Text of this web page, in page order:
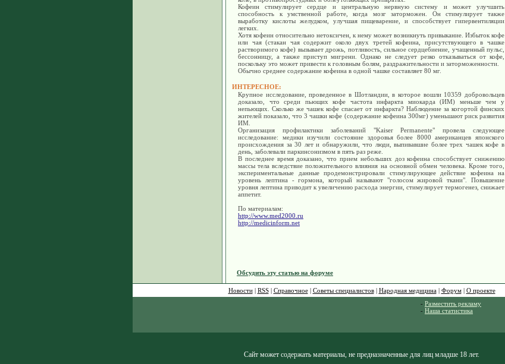
Кофеин стимулирует сердце и центральную нервную систему и может улучшить
способность к умственной работе, когда мозг заторможен. Он стимулирует также
выработку кислоты желудком, улучшая пищеварение, и способствует гипервентиляции
легких.
Хотя кофеин относительно нетоксичен, к нему может возникнуть привыкание. Избыток кофе
или чая (стакан чая содержит около двух третей кофеина, присутствующего в чашке
растворимого кофе) вызывает дрожь, потливость, сильное сердцебиение, учащенный пульс,
бессонницу, а также приступ мигрени. Однако не следует резко отказываться от кофе,
поскольку это может привести к головным болям, раздражительности и заторможенности.
Обычно среднее содержание кофеина в одной чашке составляет 80 мг.
ИНТЕРЕСНОЕ:
Крупное исследование, проведенное в Шотландии, в которое вошли 10359 добровольцев
доказало, что среди пьющих кофе частота инфаркта миокарда (ИМ) меньше чем у
непьющих. Сколько же чашек кофе спасает от инфаркта? Наблюдение за когортой финских
жителей показало, что 3 чашки кофе (содержание кофеина 300мг) уменьшают риск развития
ИМ.
Организация профилактики заболеваний "Kaiser Permanente" провела следующее
исследование: медики изучили состояние здоровья более 8000 американцев японского
происхождения за 30 лет и обнаружили, что люди, выпивавшие более трех чашек кофе в
день, заболевали паркинсонизмом в пять раз реже.
В последнее время доказано, что прием небольших доз кофеина способствует снижению
массы тела вследствие положительного влияния на основной обмен человека. Кроме того,
экспериментальные данные продемонстрировали стимулирующее действие кофеина на
уровень лептина - гормона, который называют "голосом жировой ткани". Повышение
уровня лептина приводит к увеличению расхода энергии, стимулирует термогенез, снижает
аппетит.
По материалам:
http://www.med2000.ru
http://medicinform.net
Обсудить эту статью на форуме
Новости| RSS| Справочное| Советы специалистов| Народная медицина| Форум| О проекте
- Разместить рекламу
- Наша статистика
Сайт может содержать материалы, не предназначенные для лиц младше 18 лет.